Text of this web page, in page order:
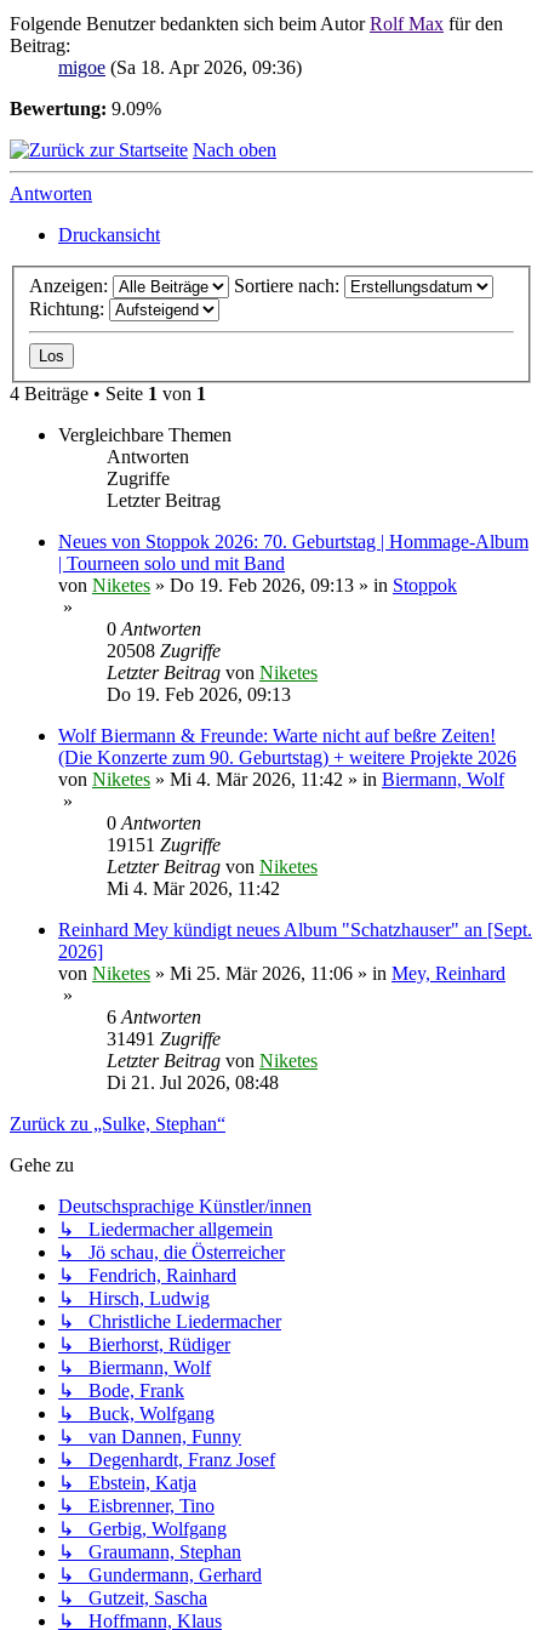
Folgende Benutzer bedankten sich beim AutorRolf Max für den
Beitrag:
migoe (Sa 18. Apr 2026, 09:36)
Bewertung: 9.09%
Nach oben
Antworten
Druckansicht
Anzeigen:
Sortiere nach:
Richtung:
4 Beiträge • Seite 1 von 1
Vergleichbare Themen
Antworten
Zugriffe
Letzter Beitrag
Neues von Stoppok 2026: 70. Geburtstag | Hommage-Album
| Tourneen solo und mit Band
von Niketes » Do 19. Feb 2026, 09:13 » in Stoppok
»
0 Antworten
20508 Zugriffe
Letzter Beitrag von Niketes
Do 19. Feb 2026, 09:13
Wolf Biermann & Freunde: Warte nicht auf beßre Zeiten!
(Die Konzerte zum 90. Geburtstag) + weitere Projekte 2026
von Niketes » Mi 4. Mär 2026, 11:42 » in Biermann, Wolf
»
0 Antworten
19151 Zugriffe
Letzter Beitrag von Niketes
Mi 4. Mär 2026, 11:42
Reinhard Mey kündigt neues Album "Schatzhauser" an [Sept.
2026]
von Niketes » Mi 25. Mär 2026, 11:06 » in Mey, Reinhard
»
6 Antworten
31491 Zugriffe
Letzter Beitrag von Niketes
Di 21. Jul 2026, 08:48
Zurück zu „Sulke, Stephan“
Gehe zu
Deutschsprachige Künstler/innen
↳ Liedermacher allgemein
↳ Jö schau, die Österreicher
↳ Fendrich, Rainhard
↳ Hirsch, Ludwig
↳ Christliche Liedermacher
↳ Bierhorst, Rüdiger
↳ Biermann, Wolf
↳ Bode, Frank
↳ Buck, Wolfgang
↳ van Dannen, Funny
↳ Degenhardt, Franz Josef
↳ Ebstein, Katja
↳ Eisbrenner, Tino
↳ Gerbig, Wolfgang
↳ Graumann, Stephan
↳ Gundermann, Gerhard
↳ Gutzeit, Sascha
↳ Hoffmann, Klaus